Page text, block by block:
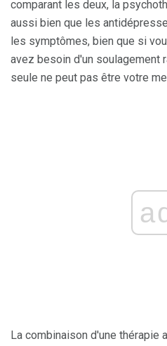
comparant les deux, la
aussi bien que les
les symptômes, bien que si
avez besoin d'un soulagement
seule ne peut pas être votre
La combinaison d'une thérapie